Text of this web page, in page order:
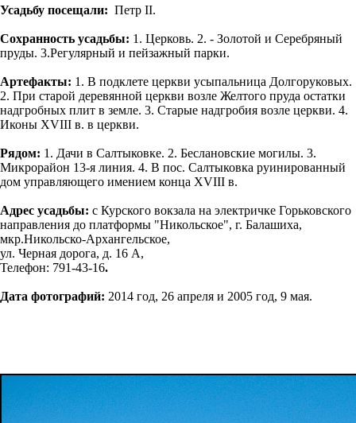
Усадьбу посещали: Петр II.
Сохранность усадьбы: 1. Церковь. 2. - Золотой и Серебряный
пруды. 3.Регулярный и пейзажный парки.
Артефакты: 1. В подклете церкви усыпальница Долгоруковых.
2. При старой деревянной церкви возле Желтого пруда остатки
надгробных плит в земле. 3. Старые надгробия возле церкви. 4.
Иконы XVIII в. в церкви.
Рядом: 1. Дачи в Салтыковке. 2. Беслановские могилы. 3.
Микрорайон 13-я линия. 4. В пос. Салтыковка руинированный
дом управляющего имением конца XVIII в.
Адрес усадьбы: c Курского вокзала на электричке Горьковского
направления до платформы "Никольское", г. Балашиха,
мкр.Никольско-Архангельское,
ул. Черная дорога, д. 16 А,
Телефон: 791-43-16.
Дата фотографий: 2014 год, 26 апреля и 2005 год, 9 мая.